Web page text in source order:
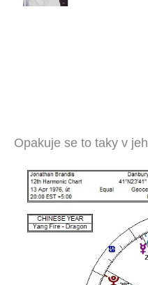
Opakuje se to taky v